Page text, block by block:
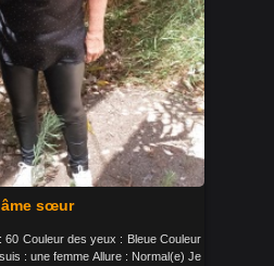
sœur
60 Couleur des yeux : Bleue Couleur
: une femme Allure : Normal(e) Je